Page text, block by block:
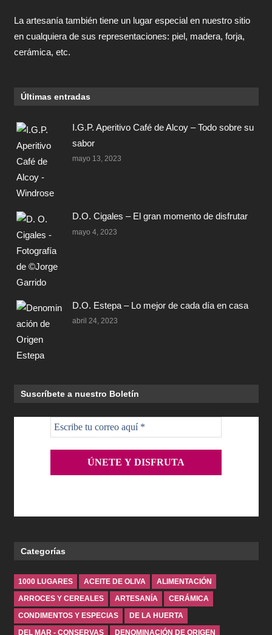
La artesanía también tiene un lugar especial en nuestro sitio
en cualquiera de sus representaciones: piel, madera, forja,
cerámica, etc.
Últimas entradas
I.G.P. Aperitivo Café de Alcoy – Todo sobre su
sabor
mayo 13, 2023
D.O. Cigales – El gran momento de disfrutar
mayo 4, 2023
D.O. Estepa – Lo mejor de cada día en casa
abril 24, 2023
Suscríbete a nuestro Boletín
Categorías
1000 LUGARES ACEITE DE OLIVA ALIMENTACIÓN
ARROCES Y CEREALES ARTESANÍA CERÁMICA
CONDIMENTOS Y ESPECIAS DE LA HUERTA
DEL MAR - CONSERVAS DENOMINACIÓN DE ORIGEN